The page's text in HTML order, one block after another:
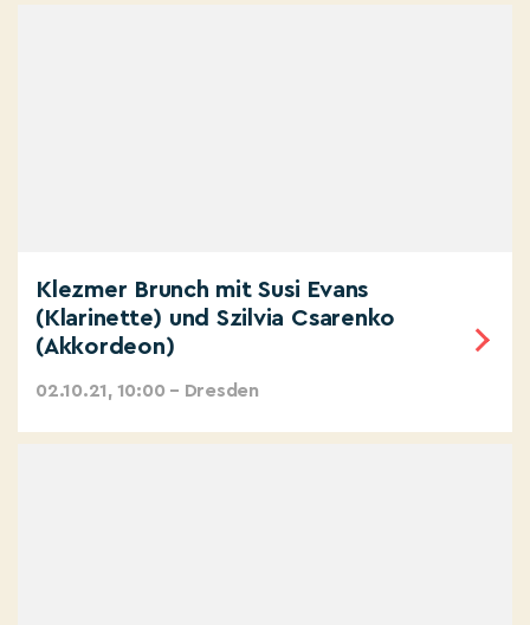
Klezmer Brunch mit Susi Evans
(Klarinette) und Szilvia Csarenko
(Akkordeon)
02.10.21, 10:00 – Dresden